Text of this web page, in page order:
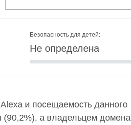
Безопасность для детей:
Не определена
и посещаемость данного
(90,2%), а владельцем домена